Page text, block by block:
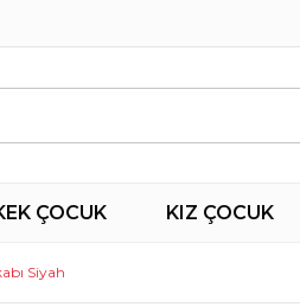
ÇOCUK KIZ ÇOCUK
Siyah